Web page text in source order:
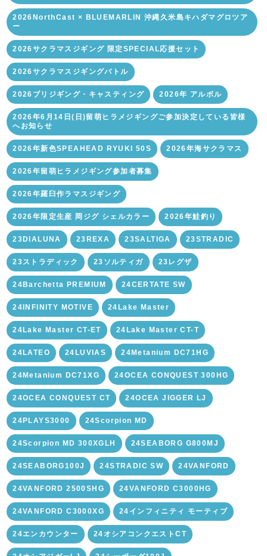
2026NorthCast × BLUEMARLIN 沖縄久米島キハダマグロツア
ー
2026サクラマスジギング 限定SPECIAL応援セット
2026サクラマスジギングバトル
2026ブリジギング・キャスティング 2026年 アルボル
2026年6月14日(日)留萌ヒラメジギングご参加決定している皆様
へお知らせ
2026年新色SPEAHEAD RYUKI 50S 2026年海サクラマス
2026年留萌ヒラメジギング参加者募集
2026年羅臼作ラマスジギング
2026年限定生産 岡ジグ シェルカラー 2026年鮭釣り
23DIALUNA 23REXA 23SALTIGA 23STRADIC
23ストラディック 23ソルティガ 23レグザ
24Barchetta PREMIUM 24CERTATE SW
24INFINITY MOTIVE 24Lake Master
24Lake Master CT-ET 24Lake Master CT-T
24LATEO 24LUVIAS 24Metanium DC71HG
24Metanium DC71XG 24OCEA CONQUEST 300HG
24OCEA CONQUEST CT 24OCEA JIGGER LJ
24PLAYS3000 24Scorpion MD
24Scorpion MD 300XGLH 24SEABORG G800MJ
24SEABORG100J 24STRADIC SW 24VANFORD
24VANFORD 2500SHG 24VANFORD C3000HG
24VANFORD C3000XG 24インフィニティ モーティブ
24エンカウンター 24オシアコンクエストCT